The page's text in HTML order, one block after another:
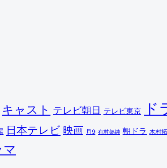
キャスト テレビ朝日 テレビ東京 ド
日本テレビ 映画 月9 有村架純 朝ドラ 木村